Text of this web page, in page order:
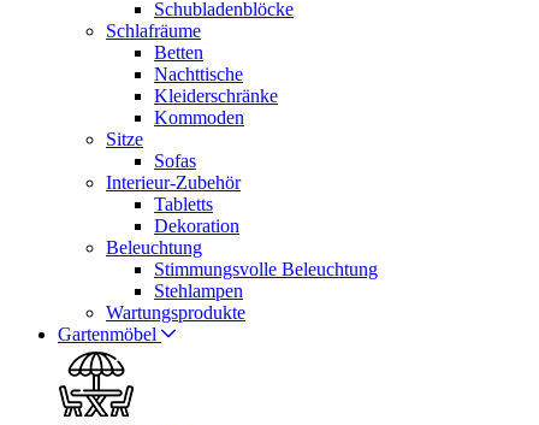
Schubladenblöcke
Schlafräume
Betten
Nachttische
Kleiderschränke
Kommoden
Sitze
Sofas
Interieur-Zubehör
Tabletts
Dekoration
Beleuchtung
Stimmungsvolle Beleuchtung
Stehlampen
Wartungsprodukte
Gartenmöbel